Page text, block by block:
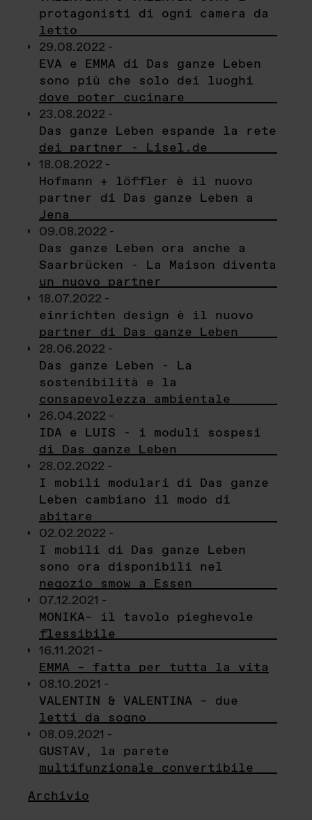
protagonisti di ogni camera da
letto
29.08.2022 -
EVA e EMMA di Das ganze Leben
sono più che solo dei luoghi
dove poter cucinare
23.08.2022 -
Das ganze Leben espande la rete
dei partner - Lisel.de
18.08.2022 -
Hofmann + löffler è il nuovo
partner di Das ganze Leben a
Jena
09.08.2022 -
Das ganze Leben ora anche a
Saarbrücken - La Maison diventa
un nuovo partner
18.07.2022 -
einrichten design è il nuovo
partner di Das ganze Leben
28.06.2022 -
Das ganze Leben - La
sostenibilità e la
consapevolezza ambientale
26.04.2022 -
IDA e LUIS - i moduli sospesi
di Das ganze Leben
28.02.2022 -
I mobili modulari di Das ganze
Leben cambiano il modo di
abitare
02.02.2022 -
I mobili di Das ganze Leben
sono ora disponibili nel
negozio smow a Essen
07.12.2021 -
MONIKA– il tavolo pieghevole
flessibile
16.11.2021 -
EMMA – fatta per tutta la vita
08.10.2021 -
VALENTIN & VALENTINA – due
letti da sogno
08.09.2021 -
GUSTAV, la parete
multifunzionale convertibile
Archivio